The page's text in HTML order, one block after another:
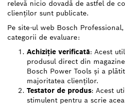
relevă nicio dovadă de astfel de
clienților sunt publicate.
Pe site-ul web Bosch
categorii de evaluare:
Achiziție verificată: Acest
produsul direct din
Bosch Power Tools și a
majoritatea clienților.
Testator de produs: Acest
stimulent pentru a scrie